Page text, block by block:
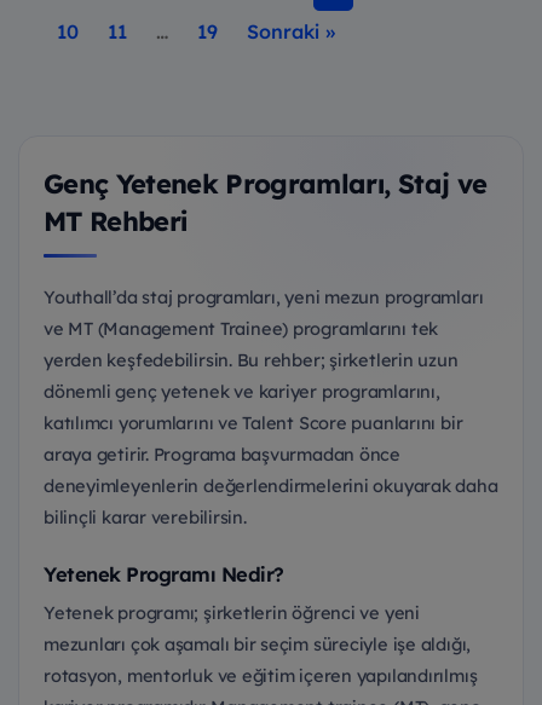
10
11 … 19 Sonraki »
Genç Yetenek Programları, Staj ve
MT Rehberi
Youthall’da staj programları, yeni mezun programları
ve MT (Management Trainee) programlarını tek
yerden keşfedebilirsin. Bu rehber; şirketlerin uzun
dönemli genç yetenek ve kariyer programlarını,
katılımcı yorumlarını ve Talent Score puanlarını bir
araya getirir. Programa başvurmadan önce
deneyimleyenlerin değerlendirmelerini okuyarak daha
bilinçli karar verebilirsin.
Yetenek Programı Nedir?
Yetenek programı; şirketlerin öğrenci ve yeni
mezunları çok aşamalı bir seçim süreciyle işe aldığı,
rotasyon, mentorluk ve eğitim içeren yapılandırılmış